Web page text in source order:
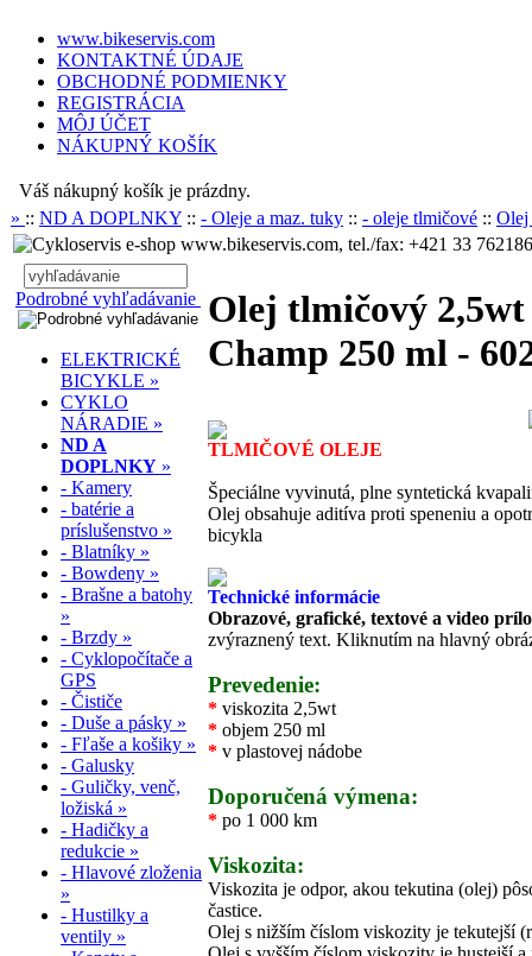
www.bikeservis.com
KONTAKTNÉ ÚDAJE
OBCHODNÉ PODMIENKY
REGISTRÁCIA
MÔJ ÚČET
NÁKUPNÝ KOŠÍK
Váš nákupný košík je prázdny.
» :: ND A DOPLNKY :: - Oleje a maz. tuky :: - oleje tlmičové :: Olej
www.bikeservis.com, tel./fax: +421 33
Podrobné vyhľadávanie
ELEKTRICKÉ
BICYKLE »
CYKLO
NÁRADIE »
ND A
DOPLNKY »
- Kamery
- batérie a
príslušenstvo »
- Blatníky »
- Bowdeny »
- Brašne a batohy
»
- Brzdy »
- Cyklopočítače a
GPS
- Čističe
- Duše a pásky »
- Fľaše a košiky »
- Galusky
- Guličky, venč,
ložiská »
- Hadičky a
redukcie »
- Hlavové zloženia
»
- Hustilky a
ventily »
Olej tlmičový 2,5wt
Champ 250 ml -
TLMIČOVÉ OLEJE
Špeciálne vyvinutá, plne syntetická
Olej obsahuje aditíva proti speneniu a
bicykla
Technické informácie
Obrazové, grafické, textové a video
zvýraznený text. Kliknutím na hlavný
Prevedenie:
* viskozita 2,5wt
* objem 250 ml
* v plastovej nádobe
Doporučená výmena:
* po 1 000 km
Viskozita:
Viskozita je odpor, akou tekutina (olej)
častice.
Olej s nižším číslom viskozity je tekutejší